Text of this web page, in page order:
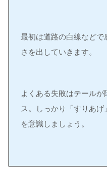
最初は道路の白線など
さを出していきます。
よくある失敗はテールが
ス。しっかり「すりあ
を意識しましょう。